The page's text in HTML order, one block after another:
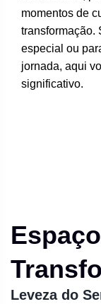
momentos de
transformação.
especial ou
jornada, aqui
significativo.
Leveza do